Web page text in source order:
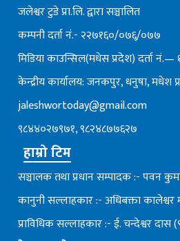
जलेश्वर टुडे प्रा.लि. द्वारा सञ्चालित
कम्पनी दर्ता नं.- २२७१६०/०७६्/०७७
मिडिया काउन्सिल(मधेस प्रदेश) दर्ता
केन्द्रीय कार्यालय: जनकपुर, धनुषा, मधेश
jaleshwortoday@gmail.com
९८४४०२७९७१, ९८२४८७७६२७
हाम्रो टिम
सञ्चालक तथा प्रधान सम्पादक :- पवन
कानुनी सल्लाहकार :- अधिबक्ता कालेश्वर
प्राविधिक सल्लाहकार :- ई. चन्देश्वर दास